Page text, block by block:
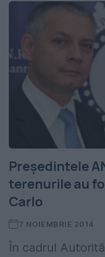
Președintele
terenurile au
Carlo
7 NOIEMBRIE 2014
În cadrul